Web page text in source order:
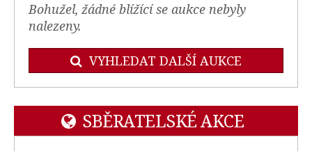
Bohužel, žádné blížící se aukce nebyly
nalezeny.
VYHLEDAT DALŠÍ AUKCE
SBĚRATELSKÉ AKCE